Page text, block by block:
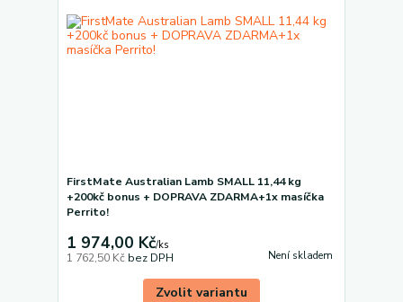
FirstMate Australian Lamb SMALL 11,44 kg
+200kč bonus + DOPRAVA ZDARMA+1x masíčka
Perrito!
1 974,00 Kč/ks
1 762,50 Kč bez DPH Není skladem
Zvolit variantu